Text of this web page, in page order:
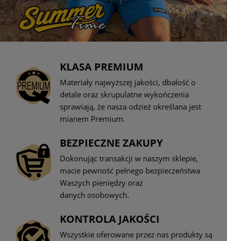
KLASA PREMIUM
Materiały najwyższej jakości, dbałość o
detale oraz skrupulatne wykończenia
sprawiają, że nasza odzież określana jest
mianem Premium.
BEZPIECZNE ZAKUPY
Dokonując transakcji w naszym sklepie,
macie pewność pełnego bezpieczeństwa
Waszych pieniędzy oraz
danych osobowych.
KONTROLA JAKOŚCI
Wszystkie oferowane przez nas produkty są